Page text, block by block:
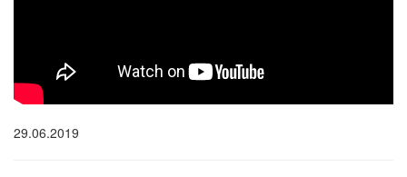
29.06.2019